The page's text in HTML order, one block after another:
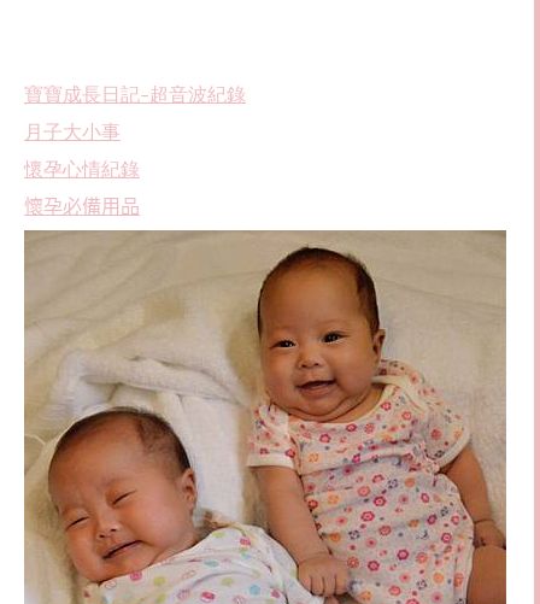
寶寶成長日記–超音波紀錄
月子大小事
懷孕心情紀錄
懷孕必備用品